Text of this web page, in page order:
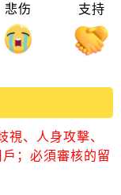
悲伤 支持
、人身攻擊、
；必須審核的留